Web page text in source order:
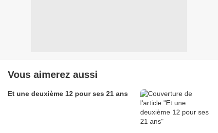
Vous aimerez aussi
Et une deuxième 12 pour ses 21 ans